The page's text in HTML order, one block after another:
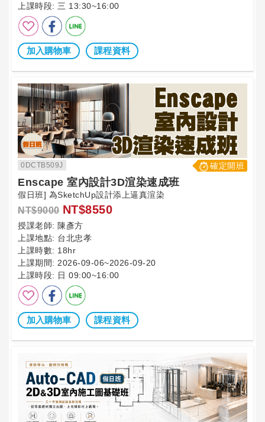
上課時段: 三 13:30~16:00
加入購物車 課程資料
0DCTB509J 確定開班
Enscape 室內設計3D渲染速成班
假日班] 為SketchUp設計添上逼真渲染
NT$9000 NT$8550
授課老師: 陳彥方
上課地點: 台北忠孝
上課時數: 18hr
上課期間: 2026-09-06~2026-09-20
上課時段: 日 09:00~16:00
加入購物車 課程資料